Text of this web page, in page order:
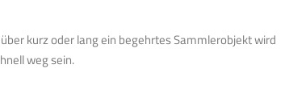
kurz oder lang ein begehrtes Sammlerobjekt wird
weg sein.